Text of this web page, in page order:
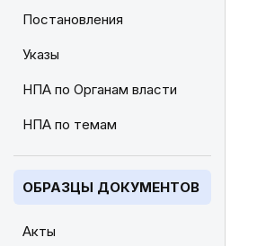
Постановления
Указы
НПА по Органам власти
НПА по темам
ОБРАЗЦЫ ДОКУМЕНТОВ
Акты